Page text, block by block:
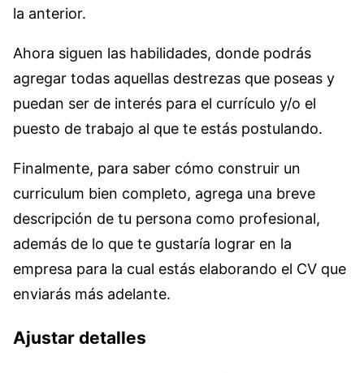
la anterior.
Ahora siguen las habilidades, donde podrás
agregar todas aquellas destrezas que poseas y
puedan ser de interés para el currículo y/o el
puesto de trabajo al que te estás postulando.
Finalmente, para saber cómo construir un
curriculum bien completo, agrega una breve
descripción de tu persona como profesional,
además de lo que te gustaría lograr en la
empresa para la cual estás elaborando el CV que
enviarás más adelante.
Ajustar detalles